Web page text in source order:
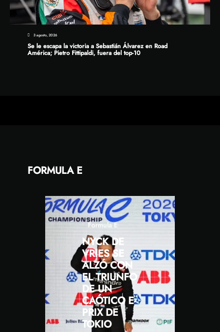
3 agosto, 2026
Se le escapa la victoria a Sebastián Álvarez en Road
América; Pietro Fittipaldi, fuera del top-10
FORMULA E
Formula E
NYCK DE
VRIES SE
ALZÓ CON
EL TRIUNFO
DE UN
CAÓTICO E-
PRIX DE
TOKIO